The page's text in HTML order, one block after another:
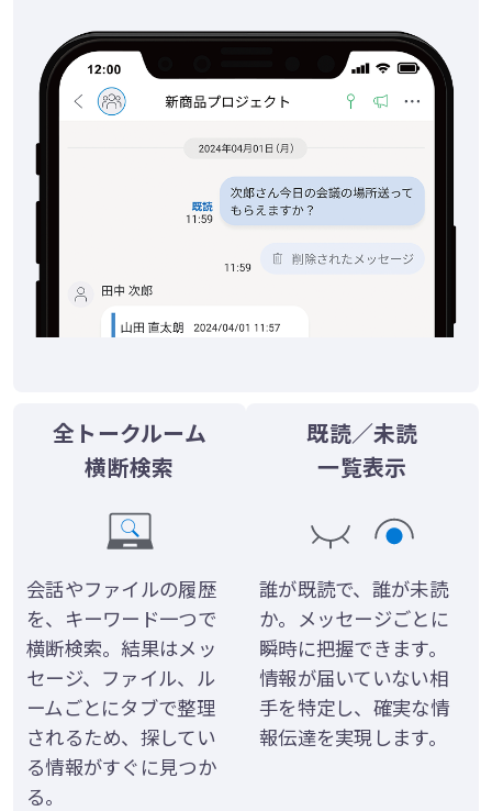
全トークルーム
横断検索
会話やファイルの履歴
を、キーワード一つで
横断検索。結果はメッ
セージ、ファイル、ル
ームごとにタブで整理
されるため、探してい
る情報がすぐに見つか
る。
既読／未読
一覧表示
誰が既読で、誰が未読
か。メッセージごとに
瞬時に把握できます。
情報が届いていない相
手を特定し、確実な情
報伝達を実現します。